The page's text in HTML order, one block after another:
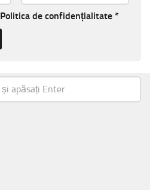
Politica de confidențialitate *